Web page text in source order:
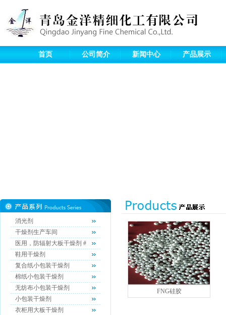
首页 公司简介 新闻中心 产品展示
消光剂
干燥剂生产车间
医用，防辐射大板干燥剂 #
鞋用干燥剂
复合纸小包装干燥剂
棉纸小包装干燥剂
无纺布小包装干燥剂
小包装干燥剂
衣柜用大板干燥剂
FNG硅胶